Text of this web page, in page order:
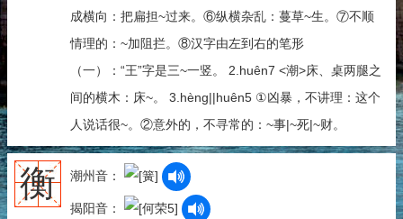
成横向：把扁担~过来。⑥纵横杂乱：蔓草~生。⑦不顺
情理的：~加阻拦。⑧汉字由左到右的笔形
（一）：“王”字是三~一竖。 2.huên7 <潮>床、桌两腿之
间的横木：床~。 3.hèng||huên5 ①凶暴，不讲理：这个
人说话很~。②意外的，不寻常的：~事|~死|~财。
衡 潮州音：
揭阳音：